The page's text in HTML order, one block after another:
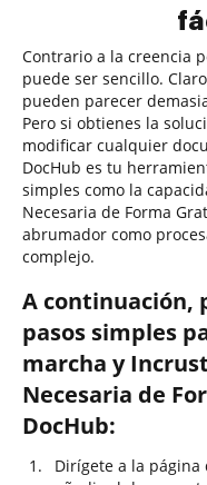
Contrario a la creencia
puede ser sencillo.
pueden parecer
Pero si obtienes la
modificar cualquier
DocHub es tu
simples como la
Necesaria de Forma
abrumador como
complejo.
A continuación,
pasos simples
marcha y
Necesaria de
DocHub:
Dirígete a la página